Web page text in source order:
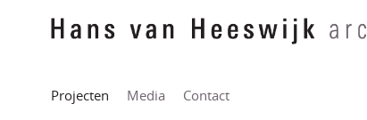
Projecten Media Contact